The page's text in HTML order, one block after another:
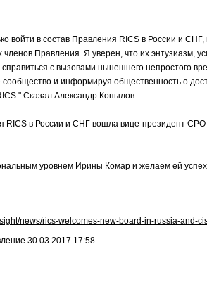
войти в состав Правления RICS в России и СНГ,
Правления. Я уверен, что их энтузиазм,
с вызовами нынешнего непростого
и информируя общественность о
Сказал Александр Копылов.
RICS в России и СНГ вошла вице-президент
уровнем Ирины Комар и желаем ей
news/rics-welcomes-new-board-in-russia-and-
30.03.2017 17:58